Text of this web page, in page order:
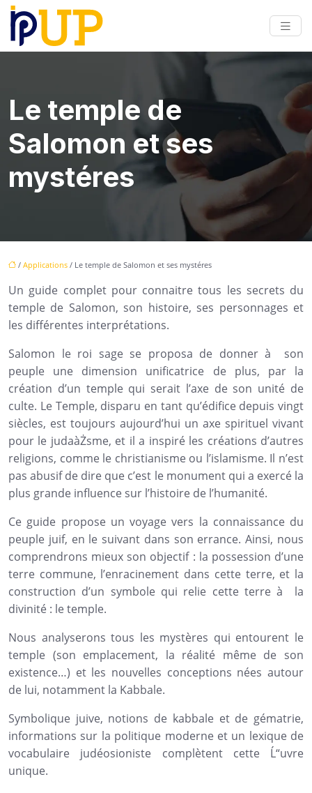
Le temple de
Salomon et ses
mystéres
/ Applications / Le temple de Salomon et ses mystéres
Un guide complet pour connaitre tous les secrets du
temple de Salomon, son histoire, ses personnages et
les différentes interprétations.
Salomon le roi sage se proposa de donner à son
peuple une dimension unificatrice de plus, par la
création d’un temple qui serait l’axe de son unité de
culte. Le Temple, disparu en tant qu’édifice depuis vingt
siècles, est toujours aujourd’hui un axe spirituel vivant
pour le judaàŻsme, et il a inspiré les créations d’autres
religions, comme le christianisme ou l’islamisme. Il n’est
pas abusif de dire que c’est le monument qui a exercé la
plus grande influence sur l’histoire de l’humanité.
Ce guide propose un voyage vers la connaissance du
peuple juif, en le suivant dans son errance. Ainsi, nous
comprendrons mieux son objectif : la possession d’une
terre commune, l’enracinement dans cette terre, et la
construction d’un symbole qui relie cette terre à la
divinité : le temple.
Nous analyserons tous les mystères qui entourent le
temple (son emplacement, la réalité même de son
existence…) et les nouvelles conceptions nées autour
de lui, notamment la Kabbale.
Symbolique juive, notions de kabbale et de gématrie,
informations sur la politique moderne et un lexique de
vocabulaire judéosioniste complètent cette Ĺ“uvre
unique.